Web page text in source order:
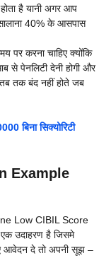
है यानी अगर आप
40% के आसपास
पर करना चाहिए क्योंकि
से पेनलिटी देनी होगी और
तक बंद नहीं होते जब
बिना सिक्योरिटी
Example
Low CIBIL Score
उदाहरण है जिसमे
आवेदन दे तो अपनी सूझ –